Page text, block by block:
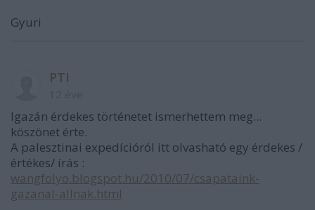
Gyuri
PTI
Igazán érdekes történetet ismerhettem meg...
köszönet érte.
A palesztinai expedícióról itt olvasható egy érdekes /
értékes/ írás :
wangfolyo.blogspot.hu/2010/07/csapataink-
gazanal-allnak.html